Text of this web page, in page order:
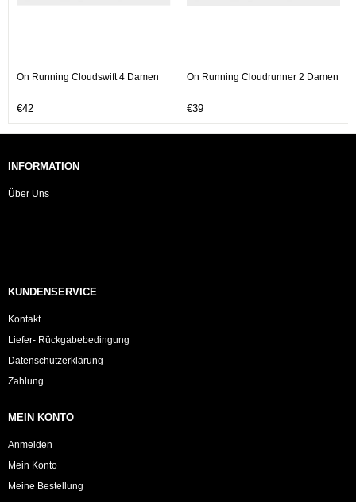
On Running Cloudswift 4 Damen
€42
On Running Cloudrunner 2 Damen
€39
INFORMATION
Über Uns
KUNDENSERVICE
Kontakt
Liefer- Rückgabebedingung
Datenschutzerklärung
Zahlung
MEIN KONTO
Anmelden
Mein Konto
Meine Bestellung